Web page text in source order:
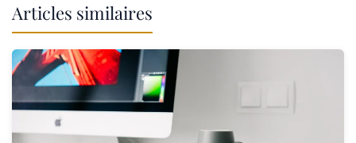
Articles similaires